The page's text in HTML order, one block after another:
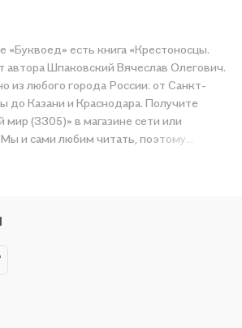
«Буквоед» есть книга «Крестоносцы.
автора Шпаковский Вячеслав Олегович.
из любого города России: от Санкт-
до Казани и Краснодара. Получите
мир (3305)» в магазине сети или
и сами любим читать, поэтому